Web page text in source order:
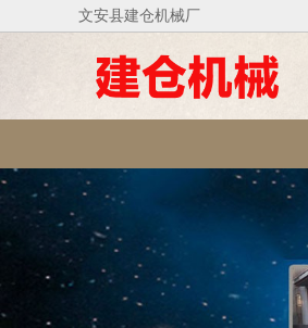
文安县建仓机械厂